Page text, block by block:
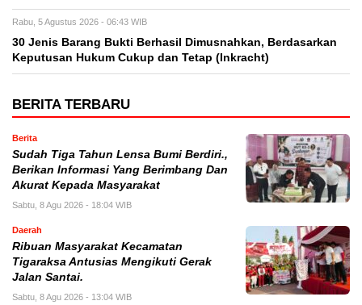
Rabu, 5 Agustus 2026 - 06:43 WIB
30 Jenis Barang Bukti Berhasil Dimusnahkan, Berdasarkan
Keputusan Hukum Cukup dan Tetap (Inkracht)
BERITA TERBARU
Berita
Sudah Tiga Tahun Lensa Bumi Berdiri.,
Berikan Informasi Yang Berimbang Dan
Akurat Kepada Masyarakat
Sabtu, 8 Agu 2026 - 18:04 WIB
Daerah
Ribuan Masyarakat Kecamatan
Tigaraksa Antusias Mengikuti Gerak
Jalan Santai.
Sabtu, 8 Agu 2026 - 13:04 WIB